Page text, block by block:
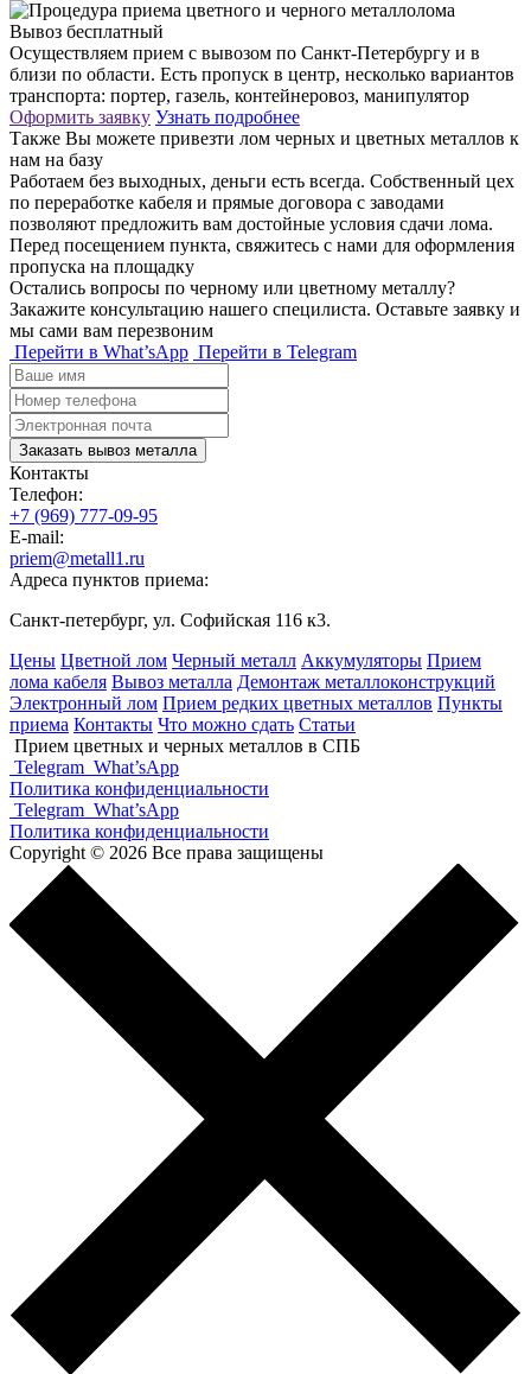
Вывоз бесплатный
Осуществляем прием с вывозом по Санкт-Петербургу и в
близи по области. Есть пропуск в центр, несколько вариантов
транспорта: портер, газель, контейнеровоз, манипулятор
Оформить заявку Узнать подробнее
Также Вы можете привезти лом черных и цветных металлов к
нам на базу
Работаем без выходных, деньги есть всегда. Собственный цех
по переработке кабеля и прямые договора с заводами
позволяют предложить вам достойные условия сдачи лома.
Перед посещением пункта, свяжитесь с нами для оформления
пропуска на площадку
Остались вопросы по черному или цветному металлу?
Закажите консультацию нашего специлиста. Оставьте заявку и
мы сами вам перезвоним
Перейти в What’sApp Перейти в Telegram
Заказать вывоз металла
Контакты
Телефон:
+7 (969) 777-09-95
E-mail:
priem@metall1.ru
Адреса пунктов приема:
Санкт-петербург, ул. Софийская 116 к3.
Цены Цветной лом Черный металл Аккумуляторы Прием
лома кабеля Вывоз металла Демонтаж металлоконструкций
Электронный лом Прием редких цветных металлов Пункты
приема Контакты Что можно сдать Статьи
Прием цветных и черных металлов в СПБ
Telegram What’sApp
Политика конфиденциальности
Telegram What’sApp
Политика конфиденциальности
Copyright © 2026 Все права защищены